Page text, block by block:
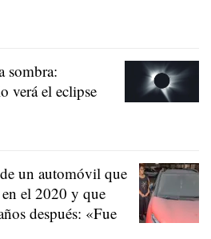
sombra:
verá el eclipse
un automóvil que
el 2020 y que
después: «Fue